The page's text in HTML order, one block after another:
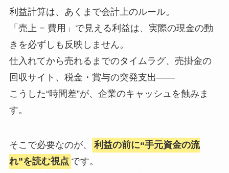
利益計算は、あくまで会計上のルール。
「売上 − 費用」で見える利益は、実際の現金の動
きを必ずしも反映しません。
仕入れてから売れるまでのタイムラグ、売掛金の
回収サイト、税金・賞与の突発支出——
こうした“時間差”が、企業のキャッシュを蝕みま
す。
そこで必要なのが、
利益の前に“手元資金の流
れ”を読む視点 です。